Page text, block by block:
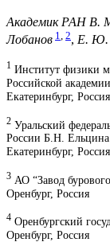
Академик РАН В.
Лобанов 1, 2, Е. Ю.
1 Институт физики
Российской
Екатеринбург, Россия
2 Уральский
России Б.Н. Ельцина
Екатеринбург, Россия
3 АО “Завод
Оренбург, Россия
4 Оренбургский
Оренбург, Россия